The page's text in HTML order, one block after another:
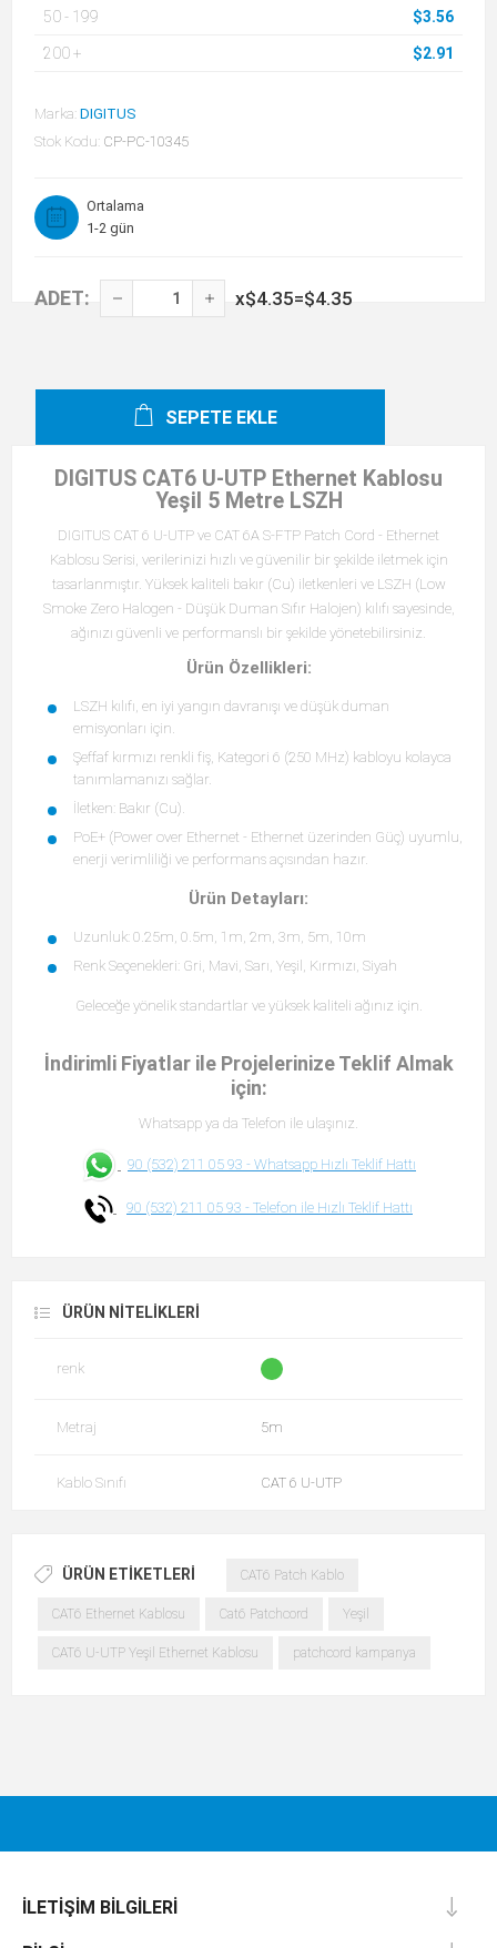
50- 199 $3.56
200+ $2.91
Marka: DIGITUS
Stok Kodu: CP-PC-10345
Ortalama
1-2 gün
ADET: x$4.35=$4.35
SEPETE EKLE
DIGITUS CAT6 U-UTP Ethernet Kablosu
Yeşil 5 Metre LSZH
DIGITUS CAT 6 U-UTP ve CAT 6A S-FTP Patch Cord - Ethernet
Kablosu Serisi, verilerinizi hızlı ve güvenilir bir şekilde iletmek için
tasarlanmıştır. Yüksek kaliteli bakır (Cu) iletkenleri ve LSZH (Low
Smoke Zero Halogen - Düşük Duman Sıfır Halojen) kılıfı sayesinde,
ağınızı güvenli ve performanslı bir şekilde yönetebilirsiniz.
Ürün Özellikleri:
LSZH kılıfı, en iyi yangın davranışı ve düşük duman
emisyonları için.
Şeffaf kırmızı renkli fiş, Kategori 6 (250 MHz) kabloyu kolayca
tanımlamanızı sağlar.
İletken: Bakır (Cu).
PoE+ (Power over Ethernet - Ethernet üzerinden Güç) uyumlu,
enerji verimliliği ve performans açısından hazır.
Ürün Detayları:
Uzunluk: 0.25m, 0.5m, 1m, 2m, 3m, 5m, 10m
Renk Seçenekleri: Gri, Mavi, Sarı, Yeşil, Kırmızı, Siyah
Geleceğe yönelik standartlar ve yüksek kaliteli ağınız için.
İndirimli Fiyatlar ile Projelerinize Teklif Almak
için:
Whatsapp ya da Telefon ile ulaşınız.
90 (532) 211 05 93 - Whatsapp Hızlı Teklif Hattı
90 (532) 211 05 93 - Telefon ile Hızlı Teklif Hattı
ÜRÜN NITELIKLERI
renk
Metraj 5m
Kablo Sınıfı CAT 6 U-UTP
ÜRÜN ETIKETLERI CAT6 Patch Kablo
CAT6 Ethernet Kablosu Cat6 Patchcord Yeşil
CAT6 U-UTP Yeşil Ethernet Kablosu patchcord kampanya
İLETIŞIM BILGILERI